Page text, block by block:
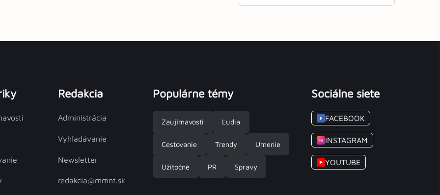
Redakcia
Administrácia
Vyhľadávanie
Newsletter
redakcia@mmnt.sk
Populárne témy
Zaujímavosti Ľudia
Cestovanie Trendy Umenie
Užitočné PR Spravy
Sociálne siete
F FACEBOOK
IG INSTAGRAM
▶ YOUTUBE